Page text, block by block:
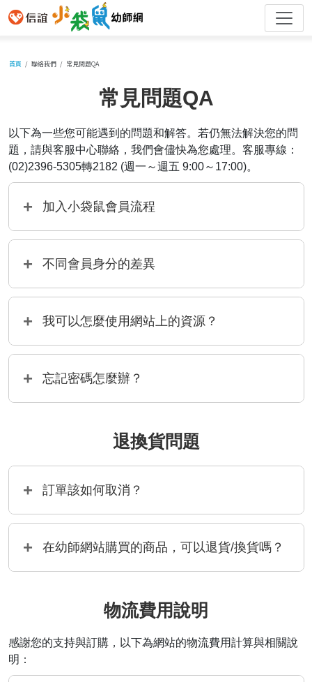
首頁 聯絡我們 常見問題QA
常見問題QA
以下為一些您可能遇到的問題和解答。若仍無法解決您的問
題，請與客服中心聯絡，我們會儘快為您處理。客服專線：
(02)2396-5305轉2182 (週一～週五 9:00～17:00)。
加入小袋鼠會員流程
不同會員身分的差異
我可以怎麼使用網站上的資源？
忘記密碼怎麼辦？
退換貨問題
訂單該如何取消？
在幼師網站購買的商品，可以退貨/換貨嗎？
物流費用說明
感謝您的支持與訂購，以下為網站的物流費用計算與相關說
明：